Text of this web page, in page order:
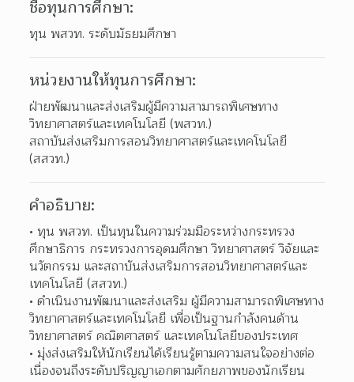
ชื่อทุนการศึกษา:
ทุน พสวท. ระดับมัธยมศึกษา
หน่วยงานให้ทุนการศึกษา:
ฝ่ายพัฒนาและส่งเสริมผู้มีความสามารถพิเศษทาง
วิทยาศาสตร์และเทคโนโลยี (พสวท.)
สถาบันส่งเสริมการสอนวิทยาศาสตร์และเทคโนโลยี
(สสวท.)
คำอธิบาย:
ทุน พสวท. เป็นทุนในความร่วมมือระหว่างกระทรวง
ศึกษาธิการ กระทรวงการอุดมศึกษา วิทยาศาสตร์ วิจัยและ
นวัตกรรม และสถาบันส่งเสริมการสอนวิทยาศาสตร์และ
เทคโนโลยี (สสวท.)
ดำเนินงานพัฒนาและส่งเสริม ผู้มีความสามารถพิเศษทาง
วิทยาศาสตร์และเทคโนโลยี เพื่อเป็นฐานกำลังคนด้าน
วิทยาศาสตร์ คณิตศาสตร์ และเทคโนโลยีของประเทศ
มุ่งส่งเสริมให้นักเรียนได้เรียนรู้ตามความสนใจอย่างต่อ
เนื่องจนถึงระดับปริญญาเอกตามศักยภาพของนักเรียน